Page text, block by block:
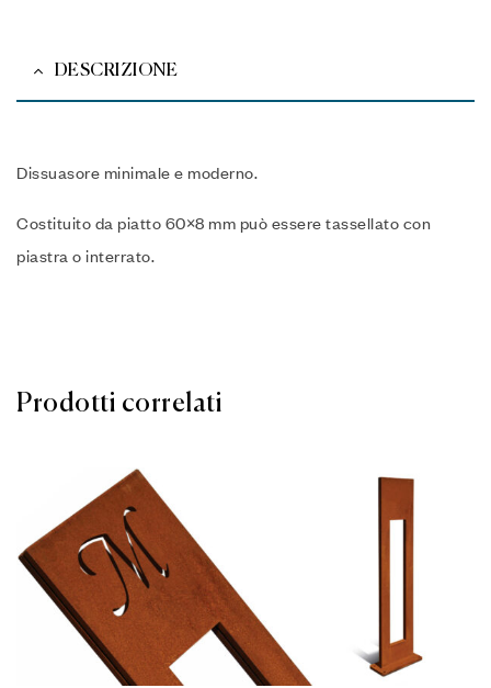
DESCRIZIONE
Dissuasore minimale e moderno.
Costituito da piatto 60×8 mm può essere tassellato con
piastra o interrato.
Prodotti correlati